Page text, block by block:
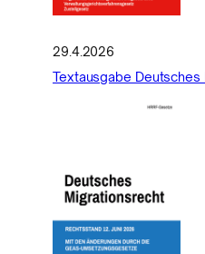
29.4.2026
Textausgabe Deutsches